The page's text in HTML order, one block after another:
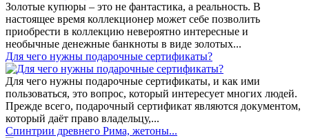
Золотые купюры – это не фантастика, а реальность. В
настоящее время коллекционер может себе позволить
приобрести в коллекцию невероятно интересные и
необычные денежные банкноты в виде золотых...
​Для чего нужны подарочные сертификаты?
Для чего нужны подарочные сертификаты, и как ими
пользоваться, это вопрос, который интересует многих людей.
Прежде всего, подарочный сертификат являются документом,
который даёт право владельцу,...
Спинтрии древнего Рима, жетоны...